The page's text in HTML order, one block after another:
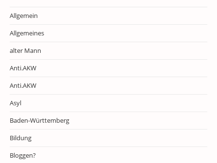
Allgemein
Allgemeines
alter Mann
Anti.AKW
Anti.AKW
Asyl
Baden-Württemberg
Bildung
Bloggen?